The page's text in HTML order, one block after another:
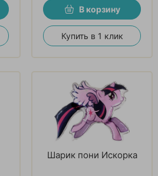
В корзину
Купить в 1 клик
Шарик пони Искорка